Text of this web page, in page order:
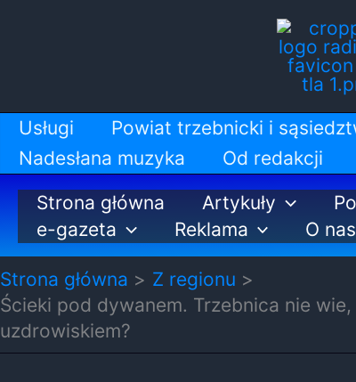
Usługi Powiat trzebnicki i
Nadesłana muzyka
Od redakcji
Strona główna
Artykuły
e-gazeta
Reklama O nas
Strona główna
Z regionu
Ścieki pod dywanem. Trzebnica nie
uzdrowiskiem?